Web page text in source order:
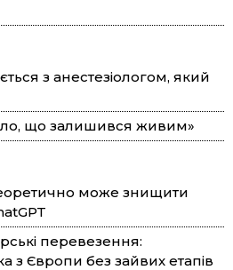
з анестезіологом, який
що залишився живим»
може знищити
перевезення:
з Європи без зайвих етапів